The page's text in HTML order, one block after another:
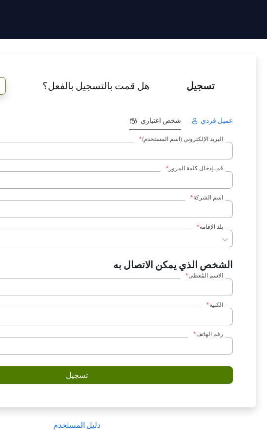
تسجيل هل قمت بالتسجيل بالفعل؟
عميل فردي
شخص اعتباري
البريد الإلكتروني (اسم المستخدم)
قم بإدخال كلمة المرور
اسم الشركة
بلد الإقامة
الشخص الذي يمكن الاتصال به
الاسم المُعطى
الكنية
رقم الهاتف
دليل المستخدم